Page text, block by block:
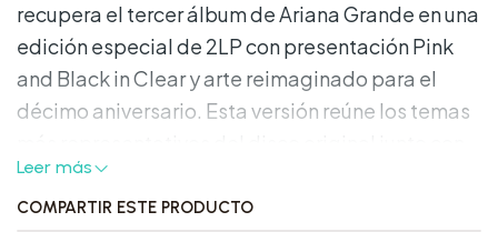
recupera el tercer álbum de Ariana Grande en una
edición especial de 2LP con presentación Pink
and Black in Clear y arte reimaginado para el
décimo aniversario. Esta versión reúne los temas
material añadido que amplía el recorrido del
álbum, manteniendo el enfoque pop y el
Leer más
COMPARTIR ESTE PRODUCTO